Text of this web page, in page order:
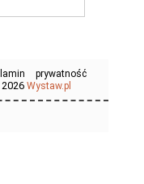
prywatność
Wystaw.pl